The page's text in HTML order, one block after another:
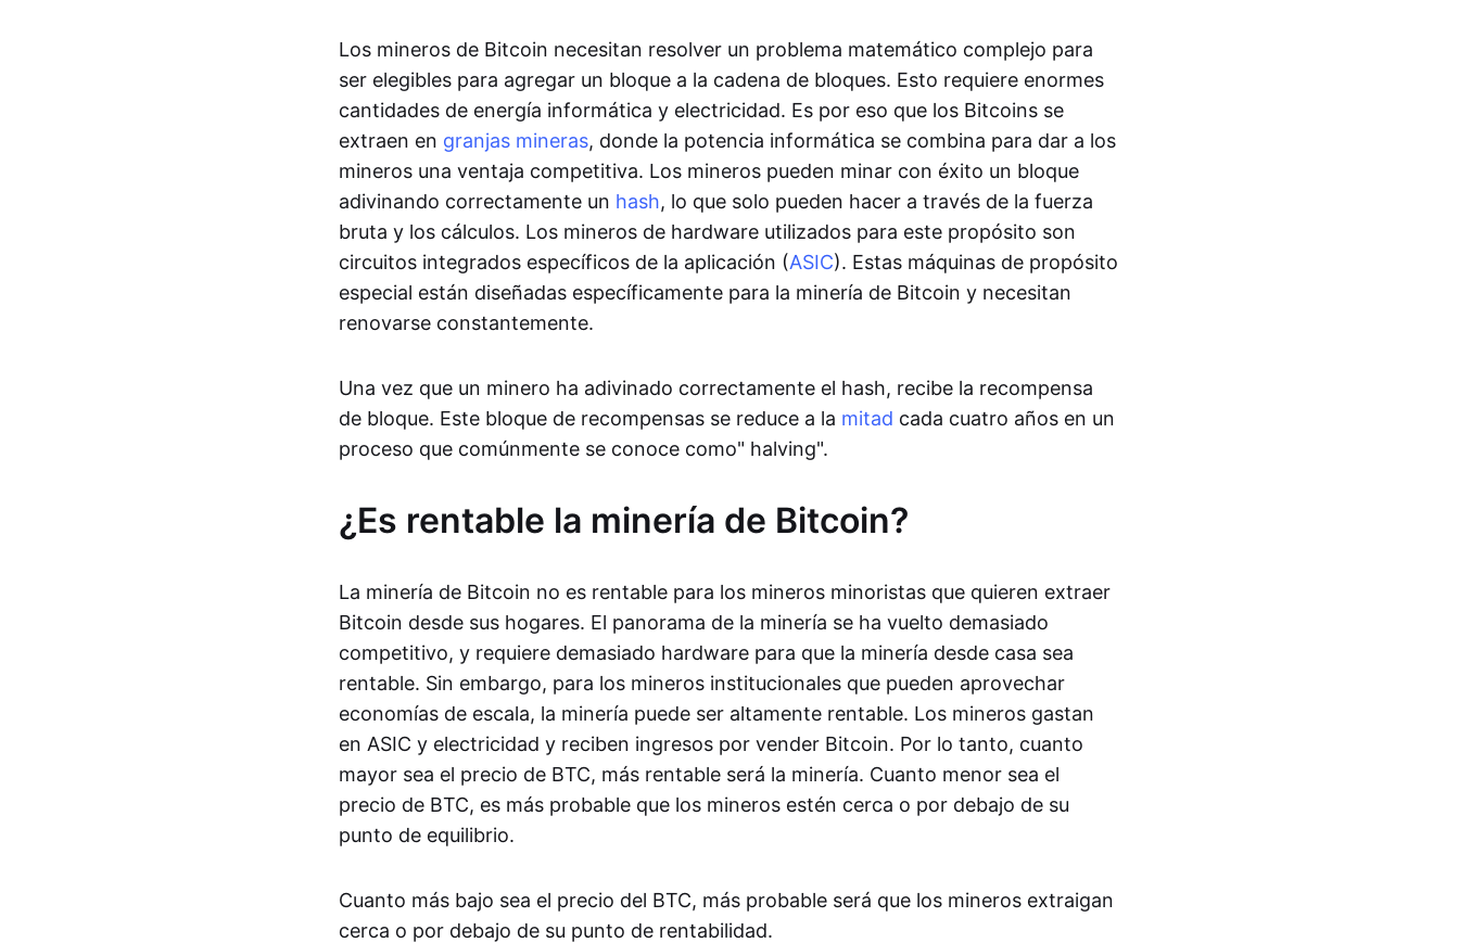
Los mineros de Bitcoin necesitan resolver un problema matemático complejo para
ser elegibles para agregar un bloque a la cadena de bloques. Esto requiere enormes
cantidades de energía informática y electricidad. Es por eso que los Bitcoins se
extraen en granjas mineras, donde la potencia informática se combina para dar a los
mineros una ventaja competitiva. Los mineros pueden minar con éxito un bloque
adivinando correctamente un hash, lo que solo pueden hacer a través de la fuerza
bruta y los cálculos. Los mineros de hardware utilizados para este propósito son
circuitos integrados específicos de la aplicación (ASIC). Estas máquinas de propósito
especial están diseñadas específicamente para la minería de Bitcoin y necesitan
renovarse constantemente.
Una vez que un minero ha adivinado correctamente el hash, recibe la recompensa
de bloque. Este bloque de recompensas se reduce a la mitad cada cuatro años en un
proceso que comúnmente se conoce como" halving".
¿Es rentable la minería de Bitcoin?
La minería de Bitcoin no es rentable para los mineros minoristas que quieren extraer
Bitcoin desde sus hogares. El panorama de la minería se ha vuelto demasiado
competitivo, y requiere demasiado hardware para que la minería desde casa sea
rentable. Sin embargo, para los mineros institucionales que pueden aprovechar
economías de escala, la minería puede ser altamente rentable. Los mineros gastan
en ASIC y electricidad y reciben ingresos por vender Bitcoin. Por lo tanto, cuanto
mayor sea el precio de BTC, más rentable será la minería. Cuanto menor sea el
precio de BTC, es más probable que los mineros estén cerca o por debajo de su
punto de equilibrio.
Cuanto más bajo sea el precio del BTC, más probable será que los mineros extraigan
cerca o por debajo de su punto de rentabilidad.